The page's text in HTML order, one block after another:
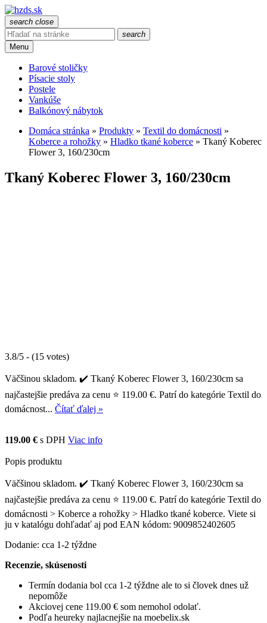
search close
search
Menu
Barové stoličky
Písacie stoly
Postele
Vankúše
Balkónový nábytok
Domáca stránka » Produkty » Textil do domácnosti »
Koberce a rohožky » Hladko tkané koberce » Tkaný Koberec
Flower 3, 160/230cm
Tkaný Koberec Flower 3, 160/230cm
3.8/5 - (15 votes)
Väčšinou skladom. ✔️ Tkaný Koberec Flower 3, 160/230cm sa
najčastejšie predáva za cenu ⭐ 119.00 €. Patrí do kategórie Textil do
domácnost... Čítať ďalej »
119.00 € s DPH Viac info
Popis produktu
Väčšinou skladom. ✔️ Tkaný Koberec Flower 3, 160/230cm sa
najčastejšie predáva za cenu ⭐ 119.00 €. Patrí do kategórie Textil do
domácnosti > Koberce a rohožky > Hladko tkané koberce. Viete si
ju v katalógu dohľadať aj pod EAN kódom: 9009852402605
Dodanie: cca 1-2 týždne
Recenzie, skúsenosti
Termín dodania bol cca 1-2 týždne ale to si človek dnes už
nepomôže
Akciovej cene 119.00 € som nemohol odolať.
Podľa heureky najlacnejšie na moebelix.sk